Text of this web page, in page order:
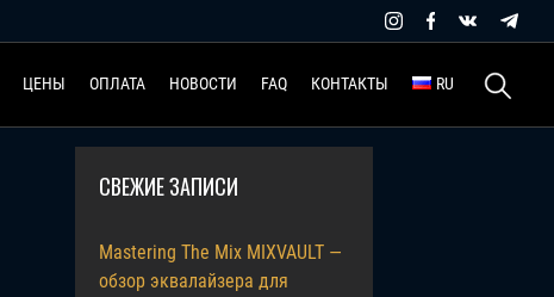
ЦЕНЫ ОПЛАТА НОВОСТИ FAQ КОНТАКТЫ RU Найти:
СВЕЖИЕ ЗАПИСИ
Mastering The Mix MIXVAULT —
обзор эквалайзера для